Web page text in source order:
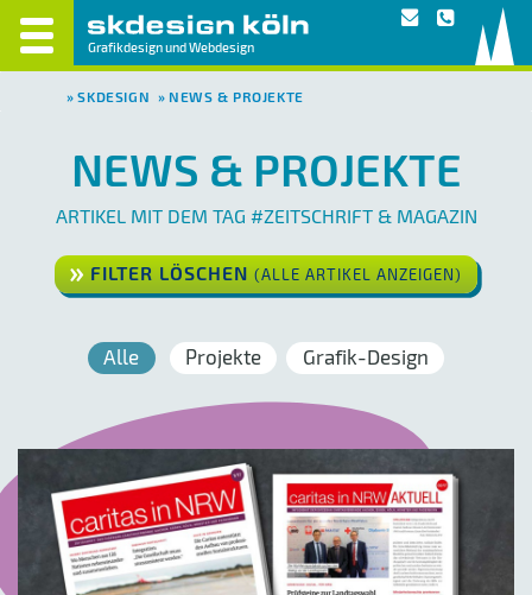
Grafikdesign und Webdesign
SKDESIGN NEWS & PROJEKTE
NEWS & PROJEKTE
ARTIKEL MIT DEM TAG #ZEITSCHRIFT & MAGAZIN
FILTER LÖSCHEN (ALLE ARTIKEL ANZEIGEN)
Alle Projekte Grafik-Design